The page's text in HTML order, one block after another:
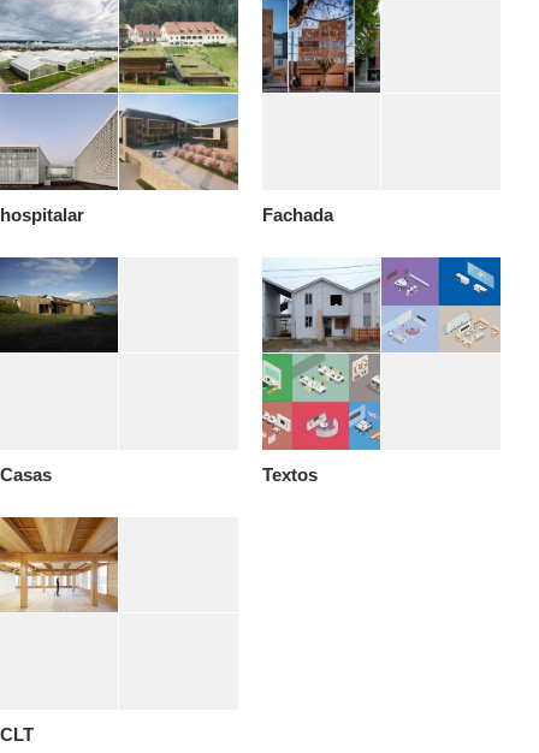
hospitalar Fachada
Casas Textos
CLT